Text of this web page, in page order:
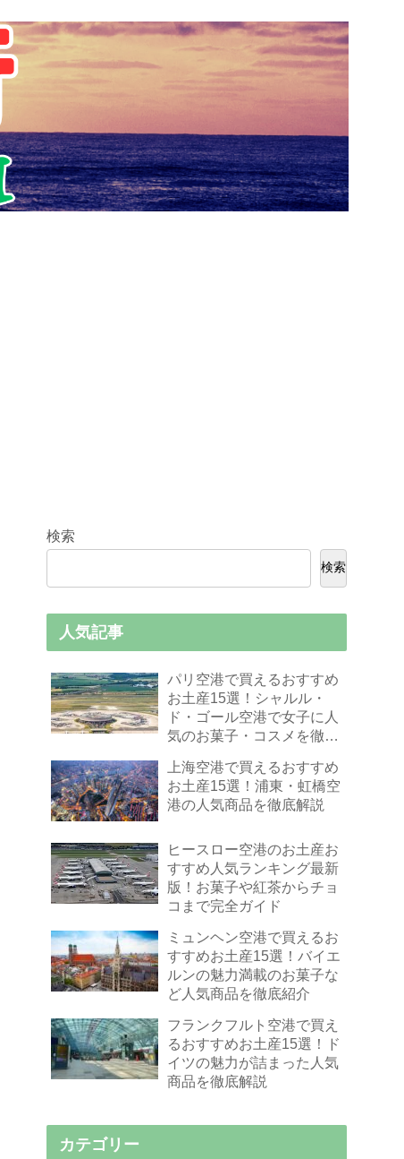
検索
検索
人気記事
パリ空港で買えるおすすめ
お土産15選！シャルル・
ド・ゴール空港で女子に人
気のお菓子・コスメを徹底
上海空港で買えるおすすめ
お土産15選！浦東・虹橋空
港の人気商品を徹底解説
ヒースロー空港のお土産お
すすめ人気ランキング最新
版！お菓子や紅茶からチョ
コまで完全ガイド
ミュンヘン空港で買えるお
すすめお土産15選！バイエ
ルンの魅力満載のお菓子な
ど人気商品を徹底紹介
フランクフルト空港で買え
るおすすめお土産15選！ド
イツの魅力が詰まった人気
商品を徹底解説
カテゴリー